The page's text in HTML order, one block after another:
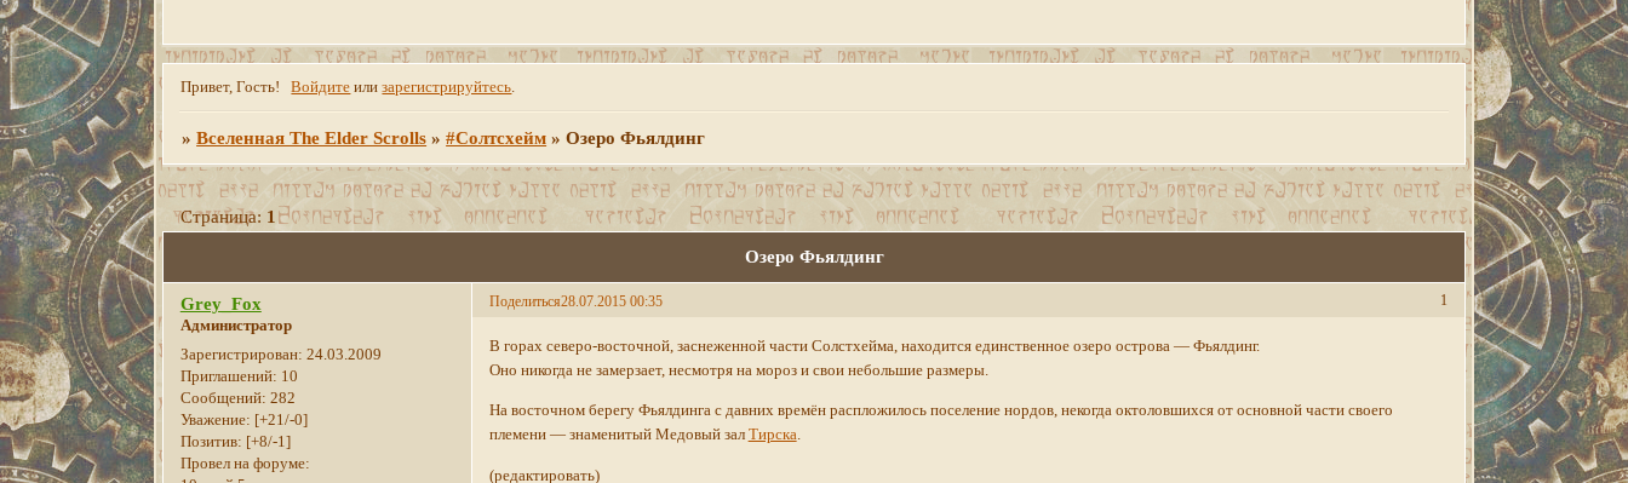
Привет, Гость! Войдите илизарегистрируйтесь
»Вселенная The Elder Scrolls »#Солтсхейм »Озеро Фьялдинг
Озеро Фьялдинг
Страница: 1
Поделиться 1
28.07.2015 00:35
Grey_Fox
Администратор
Зарегистрирован: 24.03.2009
Приглашений: 10
Сообщений: 282
Уважение: [+21/-0]
Позитив: [+8/-1]
Провел на форуме:
В горах северо-восточной, заснеженной части Солстхейма, находится единственное озеро острова — Фьялдинг.
Оно никогда не замерзает, несмотря на мороз и свои небольшие размеры.
На восточном берегу Фьялдинга с давних времён распложилось поселение нордов, некогда октоловшихся от основной части своего
племени — знаменитый Медовый зал Тирска.
(редактировать)